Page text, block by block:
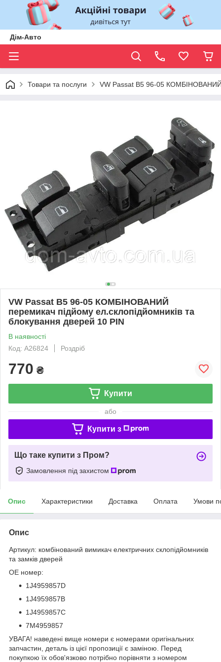
Дім-Авто
Товари та послуги VW Passat B5 96-05 КОМБІНОВАНИЙ
VW Passat B5 96-05 КОМБІНОВАНИЙ
перемикач підйому ел.склопідйомників та
блокування дверей 10 PIN
В наявності
Код: A26824
Роздріб
770 ₴
Купити
або
Купити з
Що таке купити з Пром?
Замовлення під захистом
Опис Характеристики Доставка Оплата Умови
Опис
Артикул: комбінований вимикач електричних склопідйомників
та замків дверей
OE номер:
1J4959857D
1J4959857B
1J4959857C
7M4959857
УВАГА! наведені вище номери є номерами оригінальних
запчастин, деталь із цієї пропозиції є заміною. Перед
покупкою їх обов'язково потрібно порівняти з номером